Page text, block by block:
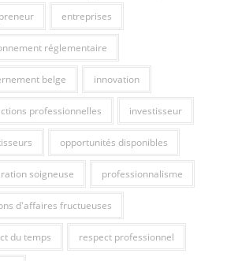
entreprises
réglementaire
belge innovation
professionnelles investisseur
opportunités disponibles
soigneuse professionnalisme
d'affaires fructueuses
du temps respect professionnel